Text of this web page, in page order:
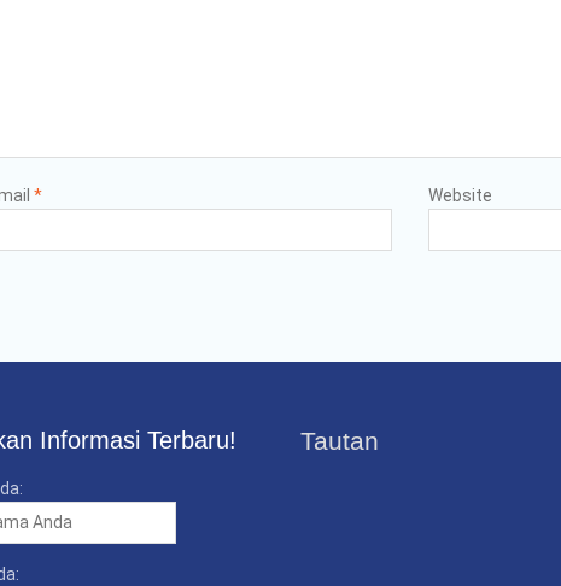
* Website
Informasi Terbaru! Tautan